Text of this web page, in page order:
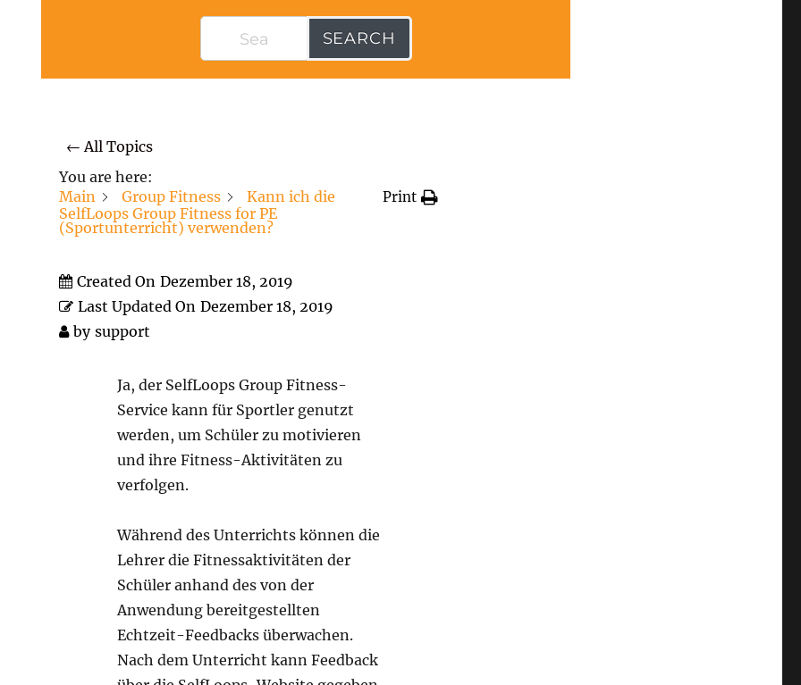
SEARCH
← All Topics
You are here:
Main
Group Fitness
Kann ich die
SelfLoops Group Fitness for PE
(Sportunterricht) verwenden?
Print
Created On Dezember 18, 2019
Last Updated On Dezember 18, 2019
by support
Ja, der SelfLoops Group Fitness-
Service kann für Sportler genutzt
werden, um Schüler zu motivieren
und ihre Fitness-Aktivitäten zu
verfolgen.
Während des Unterrichts können die
Lehrer die Fitnessaktivitäten der
Schüler anhand des von der
Anwendung bereitgestellten
Echtzeit-Feedbacks überwachen.
Nach dem Unterricht kann Feedback